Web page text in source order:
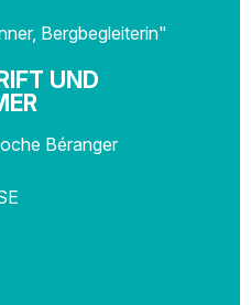
Bergbegleiterin"
UND
Béranger